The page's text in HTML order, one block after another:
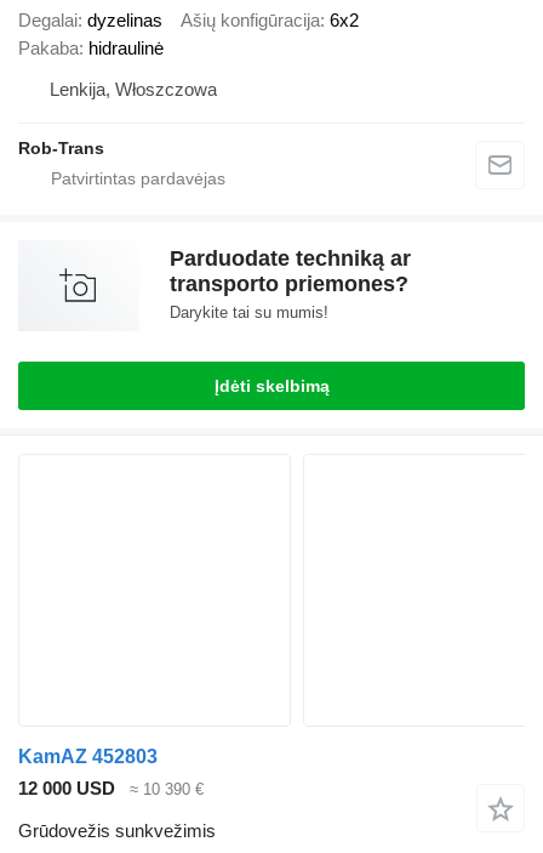
Degalai dyzelinas Ašių konfigūracija 6x2
Pakaba hidraulinė
Lenkija, Włoszczowa
Rob-Trans
Parduodate techniką ar
transporto priemones?
Darykite tai su mumis!
Įdėti skelbimą
KamAZ 452803
12 000 USD
≈ 10 390 €
Grūdovežis sunkvežimis